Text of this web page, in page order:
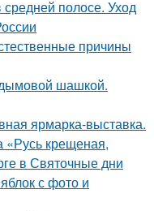
средней полосе. Уход
причины
дымовой шашкой.
ярмарка-выставка.
«Русь крещеная,
в Святочные дни
с фото и